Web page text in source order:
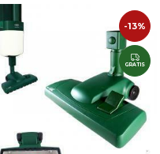
-13%
GRATIS